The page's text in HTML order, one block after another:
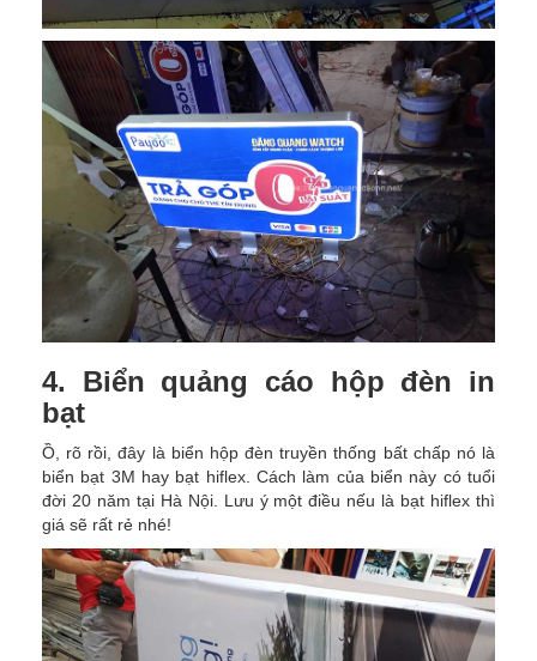
4. Biển quảng cáo hộp đèn in
bạt
Ồ, rõ rồi, đây là biển hộp đèn truyền thống bất chấp nó là
biển bạt 3M hay bạt hiflex. Cách làm của biển này có tuổi
đời 20 năm tại Hà Nội. Lưu ý một điều nếu là bạt hiflex thì
giá sẽ rất rẻ nhé!